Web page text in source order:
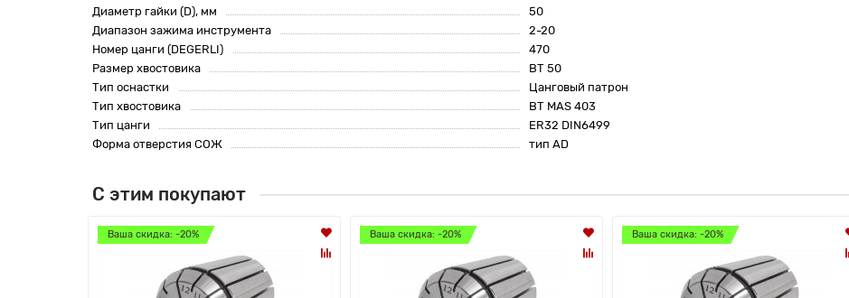
Диаметр гайки (D), мм
50
Диапазон зажима инструмента
2-20
Номер цанги (DEGERLI)
470
Размер хвостовика
BT 50
Тип оснастки
Цанговый патрон
Тип хвостовика
BT MAS 403
Тип цанги
ER32 DIN6499
Форма отверстия СОЖ
тип AD
С этим покупают
Ваша скидка: -20% Ваша скидка: -20% Ваша скидка: -20%